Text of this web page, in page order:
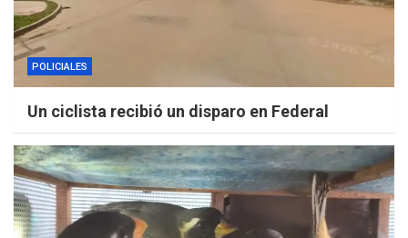
POLICIALES
Un ciclista recibió un disparo en Federal